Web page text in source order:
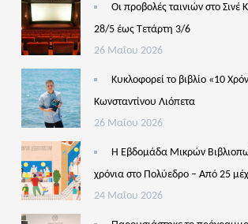
Οι προβολές ταινιών στο
28/5 έως Τετάρτη 3/6
26 Μαΐου 2026
Κυκλοφορεί το βιβλίο «10
Κωνσταντίνου Λιόπετα
26 Μαΐου 2026
Η Εβδομάδα Μικρών
χρόνια στο Πολύεδρο – Από 25
24 Μαΐου 2026